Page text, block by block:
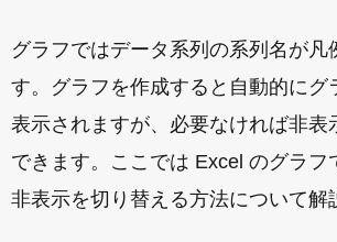
グラフではデータ系列の系列名が凡
す。グラフを作成すると自動的にグ
表示されますが、必要なければ非表
できます。ここでは Excel のグラフ
非表示を切り替える方法について解